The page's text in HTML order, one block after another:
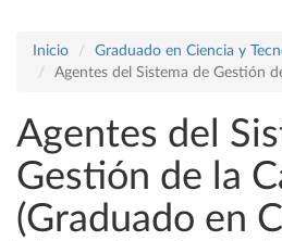
Inicio
Graduado en Ciencia y
Agentes del Sistema de Gestión
Agentes del
Gestión de la
(Graduado en